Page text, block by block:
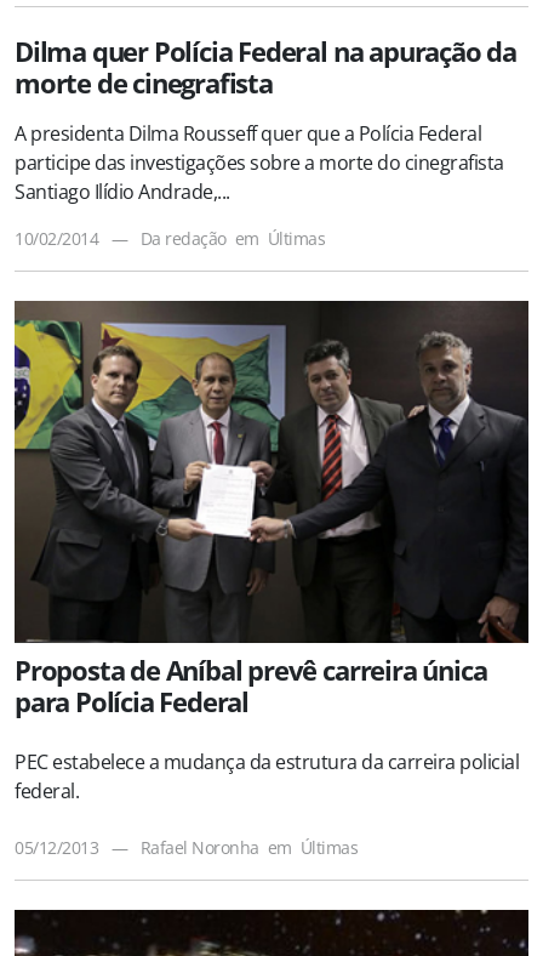
Dilma quer Polícia Federal na apuração da
morte de cinegrafista
A presidenta Dilma Rousseff quer que a Polícia Federal
participe das investigações sobre a morte do cinegrafista
Santiago Ilídio Andrade,...
10/02/2014 — Da redação em Últimas
Proposta de Aníbal prevê carreira única
para Polícia Federal
PEC estabelece a mudança da estrutura da carreira policial
federal.
05/12/2013 — Rafael Noronha em Últimas